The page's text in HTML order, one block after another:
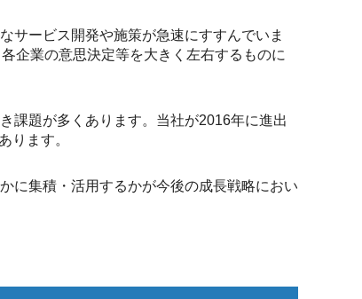
サービス開発や施策が急速にすすんでいま
企業の意思決定等を大きく左右するものに
課題が多くあります。当社が2016年に進出
ります。
に集積・活用するかが今後の成長戦略におい